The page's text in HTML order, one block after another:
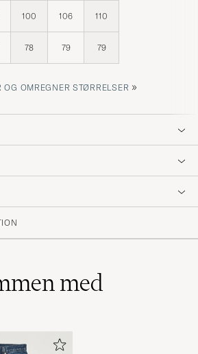
100 106 110
78 79 79
OMREGNER STØRRELSER »
med